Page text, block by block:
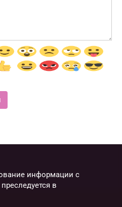
информации с
преследуется в